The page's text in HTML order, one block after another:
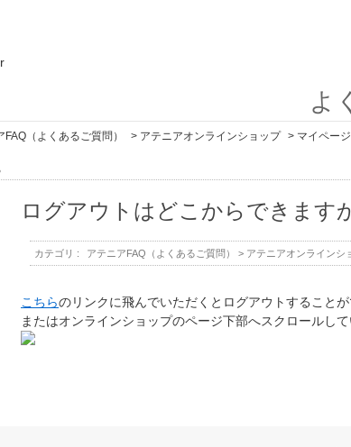
よ
FAQ（よくあるご質問） > アテニアオンラインショップ > マイページ
ログアウトはどこからできます
カテゴリ : アテニアFAQ（よくあるご質問） > アテニアオンラインシ
こちらのリンクに飛んでいただくとログアウトすることが
またはオンラインショップのページ下部へスクロールし